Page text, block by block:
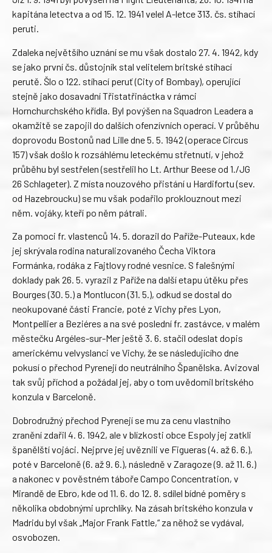
kapitána letectva a od 15. 12. 1941 velel A-letce 313. čs. stíhací
peruti.
Zdaleka největšího uznání se mu však dostalo 27. 4. 1942, kdy
se jako první čs. důstojník stal velitelem britské stíhací
perutě. Šlo o 122. stíhací peruť (City of Bombay), operující
stejně jako dosavadní Třistatřináctka v rámci
Hornchurchského křídla. Byl povýšen na Squadron Leadera a
okamžitě se zapojil do dalších ofenzívních operací. V průběhu
doprovodu Bostonů nad Lille dne 5. 5. 1942 (operace Circus
157) však došlo k rozsáhlému leteckému střetnutí, v jehož
průběhu byl sestřelen (sestřelil ho Lt. Arthur Beese od 1./JG
26 Schlageter). Z místa nouzového přistání u Hardifortu (sev.
od Hazebroucku) se mu však podařilo proklouznout mezi
něm. vojáky, kteří po něm pátrali.
Za pomoci fr. vlastenců 14. 5. dorazil do Paříže-Puteaux, kde
jej skrývala rodina naturalizovaného Čecha Viktora
Formánka, rodáka z Fajtlovy rodné vesnice. S falešnými
doklady pak 26. 5. vyrazil z Paříže na další etapu útěku přes
Bourges (30. 5.) a Montlucon (31. 5.), odkud se dostal do
neokupované části Francie, poté z Vichy přes Lyon,
Montpellier a Beziéres a na své poslední fr. zastávce, v malém
městečku Argéles-sur-Mer ještě 3. 6. stačil odeslat dopis
americkému velvyslanci ve Vichy, že se následujícího dne
pokusí o přechod Pyrenejí do neutrálního Španělska. Avizoval
tak svůj příchod a požádal jej, aby o tom uvědomil britského
konzula v Barceloně.
Dobrodružný přechod Pyrenejí se mu za cenu vlastního
zranění zdařil 4. 6. 1942, ale v blízkosti obce Espoly jej zatkli
španělští vojáci. Nejprve jej uvěznili ve Figueras (4. až 6. 6.),
poté v Barceloně (6. až 9. 6.), následně v Zaragoze (9. až 11. 6.)
a nakonec v pověstném táboře Campo Concentration, v
Mirandě de Ebro, kde od 11. 6. do 12. 8. sdílel bídné poměry s
několika obdobnými uprchlíky. Na zásah britského konzula v
Madridu byl však „Major Frank Fattle,“ za něhož se vydával,
osvobozen.